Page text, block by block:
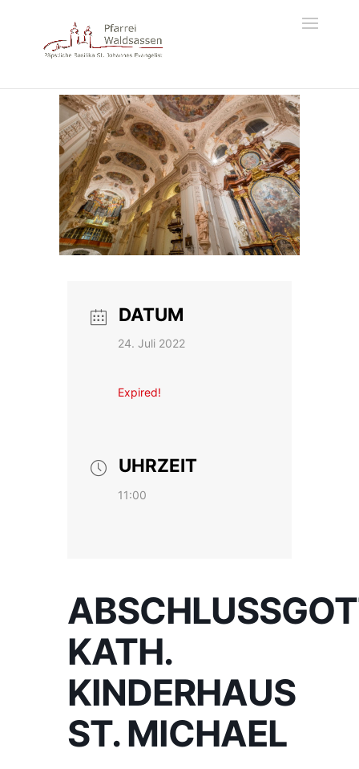
DATUM
24. Juli 2022
Expired!
UHRZEIT
11:00
KATH.
KINDERHAUS
ST. MICHAEL